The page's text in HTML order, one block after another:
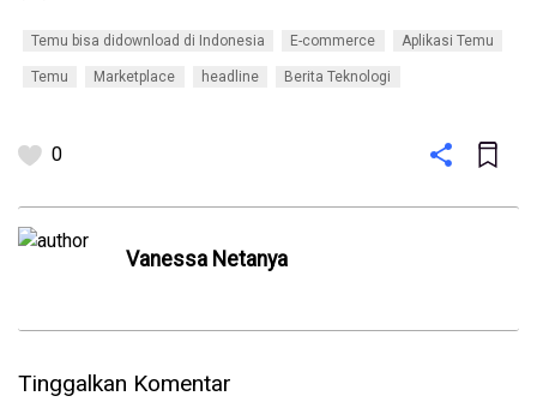
Temu bisa didownload di Indonesia E-commerce Aplikasi Temu
Temu Marketplace headline Berita Teknologi
0
Vanessa Netanya
Tinggalkan Komentar